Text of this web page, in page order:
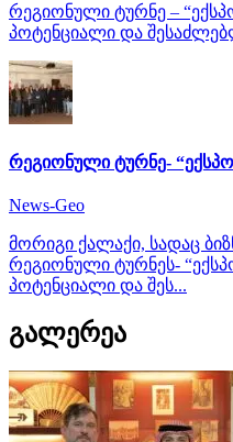
რეგიონული ტურნე –
პოტენციალი და
რეგიონული ტურნე-
News-Geo
მორიგი ქალაქი, სადაც
რეგიონული ტურნეს-
პოტენციალი და შეს...
გალერეა